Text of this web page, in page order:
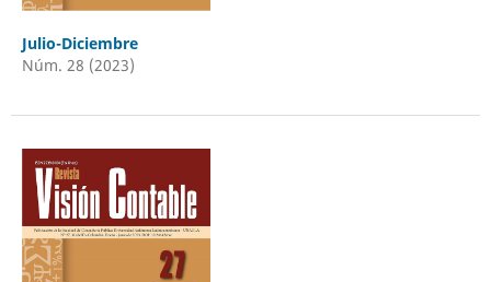
Julio-Diciembre
Núm. 28 (2023)